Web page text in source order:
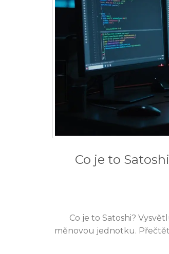
Co je to
Co je to Satoshi?
měnovou jednotku.